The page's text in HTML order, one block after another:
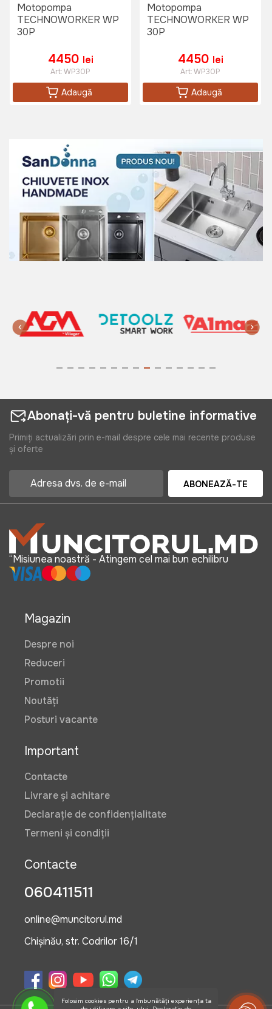
Motopompa
TECHNOWORKER WP
30P
4450 lei
Art:WP30P
Adaugă
Motopompa
TECHNOWORKER WP
30P
4450 lei
Art:WP30P
Adaugă
Abonați-vă pentru buletine informative
Primiți actualizări prin e-mail despre cele mai recente produse
și oferte
ABONEAZĂ-TE
“Misiunea noastră - Atingem cel mai bun echilibru
Magazin
Despre noi
Reduceri
Promotii
Noutăți
Posturi vacante
Important
Contacte
Livrare și achitare
Declarație de confidențialitate
Termeni și condiții
Contacte
060411511
online@muncitorul.md
Chișinău, str. Codrilor 16/1
Folosim cookies pentru a îmbunătăți experiența ta